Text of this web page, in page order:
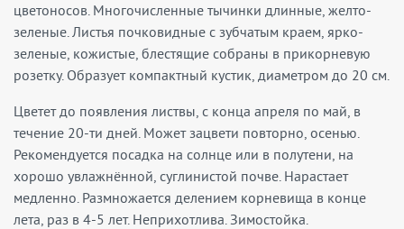
цветоносов. Многочисленные тычинки длинные, желто-
зеленые. Листья почковидные с зубчатым краем, ярко-
зеленые, кожистые, блестящие собраны в прикорневую
розетку. Образует компактный кустик, диаметром до 20 см.
Цветет до появления листвы, с конца апреля по май, в
течение 20-ти дней. Может зацвети повторно, осенью.
Рекомендуется посадка на солнце или в полутени, на
хорошо увлажнённой, суглинистой почве. Нарастает
медленно. Размножается делением корневища в конце
лета, раз в 4-5 лет. Неприхотлива. Зимостойка.